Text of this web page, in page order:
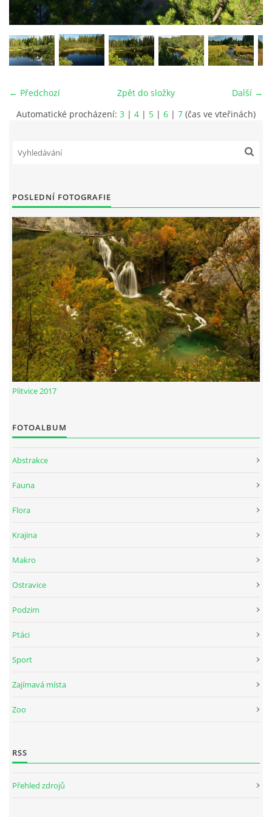
vm24@atlas.cz
© 2026 eStránky.cz |Tisk|Aktualizováno: 4. 11. 2025 |Nahoru ↑
← Předchozí Další →
Zpět do složky
Automatické procházení: 3 | 4 | 5 | 6 | 7 (čas ve vteřinách)
POSLEDNÍ FOTOGRAFIE
Plitvice 2017
FOTOALBUM
Abstrakce
Fauna
Flora
Krajina
Makro
Ostravice
Podzim
Ptáci
Sport
Zajímavá místa
Zoo
RSS
Přehled zdrojů